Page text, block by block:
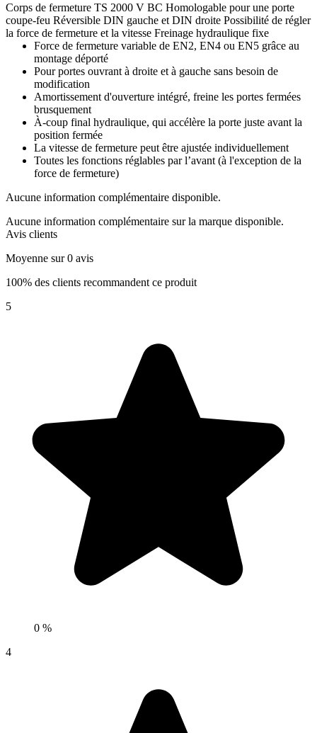
Corps de fermeture TS 2000 V BC Homologable pour une porte
coupe-feu Réversible DIN gauche et DIN droite Possibilité de régler
la force de fermeture et la vitesse Freinage hydraulique fixe
Force de fermeture variable de EN2, EN4 ou EN5 grâce au
montage déporté
Pour portes ouvrant à droite et à gauche sans besoin de
modification
Amortissement d'ouverture intégré, freine les portes fermées
brusquement
À-coup final hydraulique, qui accélère la porte juste avant la
position fermée
La vitesse de fermeture peut être ajustée individuellement
Toutes les fonctions réglables par l’avant (à l'exception de la
force de fermeture)
Aucune information complémentaire disponible.
Aucune information complémentaire sur la marque disponible.
Avis clients
Moyenne sur 0 avis
100% des clients recommandent ce produit
5
0 %
4